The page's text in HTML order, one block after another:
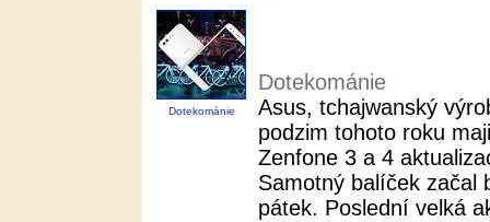
Dotekománie
Dotekománie
Asus, tchajwanský
podzim tohoto roku
Zenfone 3 a 4
Samotný balíček začal
pátek. Poslední velká